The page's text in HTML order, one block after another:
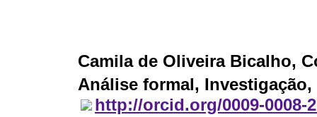
Camila de Oliveira Bicalho,
Análise formal,
http://orcid.org/0009-0008-